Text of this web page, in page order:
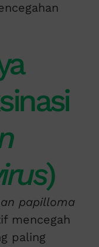
)
papilloma
mencegah
paling